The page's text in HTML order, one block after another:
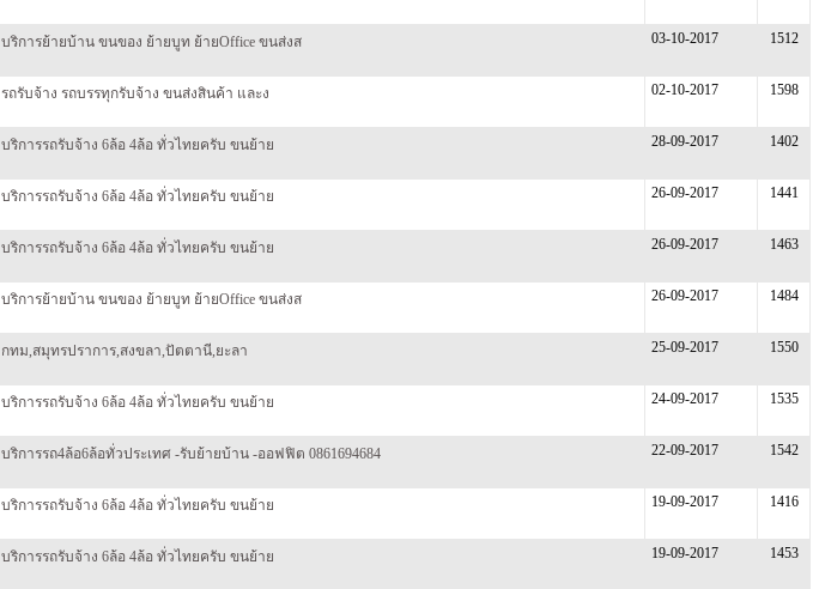
บริการย้ายบ้าน ขนของ ย้ายบูท ย้ายOffice ขนส่งส 03-10-2017 1512
รถรับจ้าง รถบรรทุกรับจ้าง ขนส่งสินค้า และง 02-10-2017 1598
บริการรถรับจ้าง 6ล้อ 4ล้อ ทั่วไทยครับ ขนย้าย 28-09-2017 1402
บริการรถรับจ้าง 6ล้อ 4ล้อ ทั่วไทยครับ ขนย้าย 26-09-2017 1441
บริการรถรับจ้าง 6ล้อ 4ล้อ ทั่วไทยครับ ขนย้าย 26-09-2017 1463
บริการย้ายบ้าน ขนของ ย้ายบูท ย้ายOffice ขนส่งส 26-09-2017 1484
กทม,สมุทรปราการ,สงขลา,ปัตตานี,ยะลา 25-09-2017 1550
บริการรถรับจ้าง 6ล้อ 4ล้อ ทั่วไทยครับ ขนย้าย 24-09-2017 1535
บริการรถ4ล้อ6ล้อทั่วประเทศ -รับย้ายบ้าน -ออฟฟิต 0861694684 22-09-2017 1542
บริการรถรับจ้าง 6ล้อ 4ล้อ ทั่วไทยครับ ขนย้าย 19-09-2017 1416
บริการรถรับจ้าง 6ล้อ 4ล้อ ทั่วไทยครับ ขนย้าย 19-09-2017 1453